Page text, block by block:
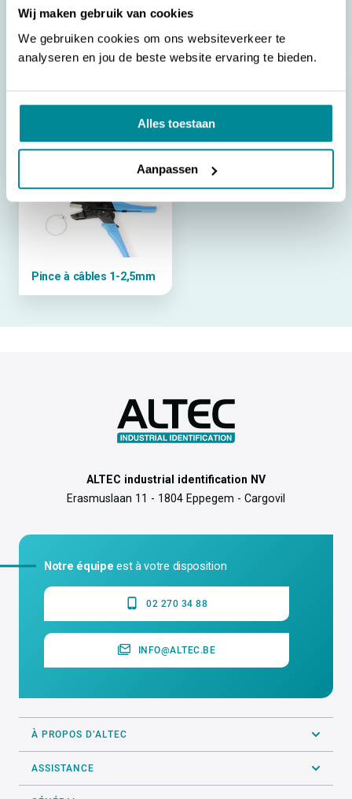
Wij maken gebruik van cookies
We gebruiken cookies om ons websiteverkeer te
analyseren en jou de beste website ervaring te bieden.
Alles toestaan
Aanpassen
de grand diamètre
Outil de positionnement pour
la fixation des RFID HardTags
RVS STEEL TIE GUN Pince à câbles
Pince à câbles 1-2,5mm
ALTEC industrial identification NV
Erasmuslaan 11 - 1804 Eppegem - Cargovil
Notre équipe est à votre disposition
02 270 34 88
INFO@ALTEC.BE
À PROPOS D’ALTEC
ASSISTANCE